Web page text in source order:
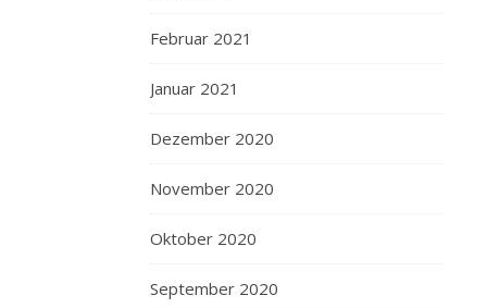
Februar 2021
Januar 2021
Dezember 2020
November 2020
Oktober 2020
September 2020